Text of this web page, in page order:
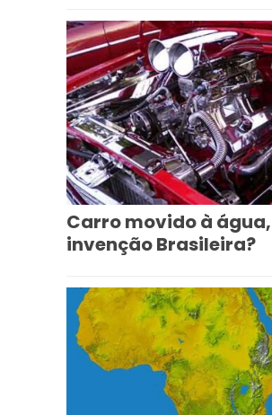
Carro movido à água,
invenção Brasileira?